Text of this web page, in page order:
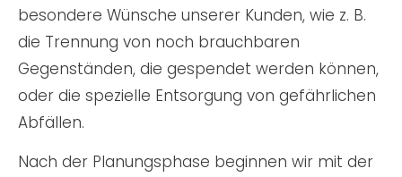
besondere Wünsche unserer Kunden, wie z. B.
die Trennung von noch brauchbaren
Gegenständen, die gespendet werden können,
oder die spezielle Entsorgung von gefährlichen
Abfällen.
Nach der Planungsphase beginnen wir mit der